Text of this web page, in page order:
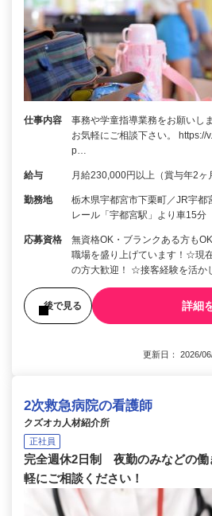
仕事内容
事務や学童指導業務をお願いし
お気軽にご相談下さい。 https://
p…
給与 月給230,000円以上（賞与年2ヶ
勤務地
栃木県宇都宮市下栗町／JR宇都
レール「宇都宮駅」より車15分
応募資格
無資格OK・ブランクある方も
職場を盛り上げています！☆現
の方大歓迎！ ☆接客経験を活か
後で見る 詳細
更新日： 2026/
2次救急病院の看護師
クズオカ人材紹介所
正社員
完全週休2日制 夜勤のみなどの働
軽にご相談ください！